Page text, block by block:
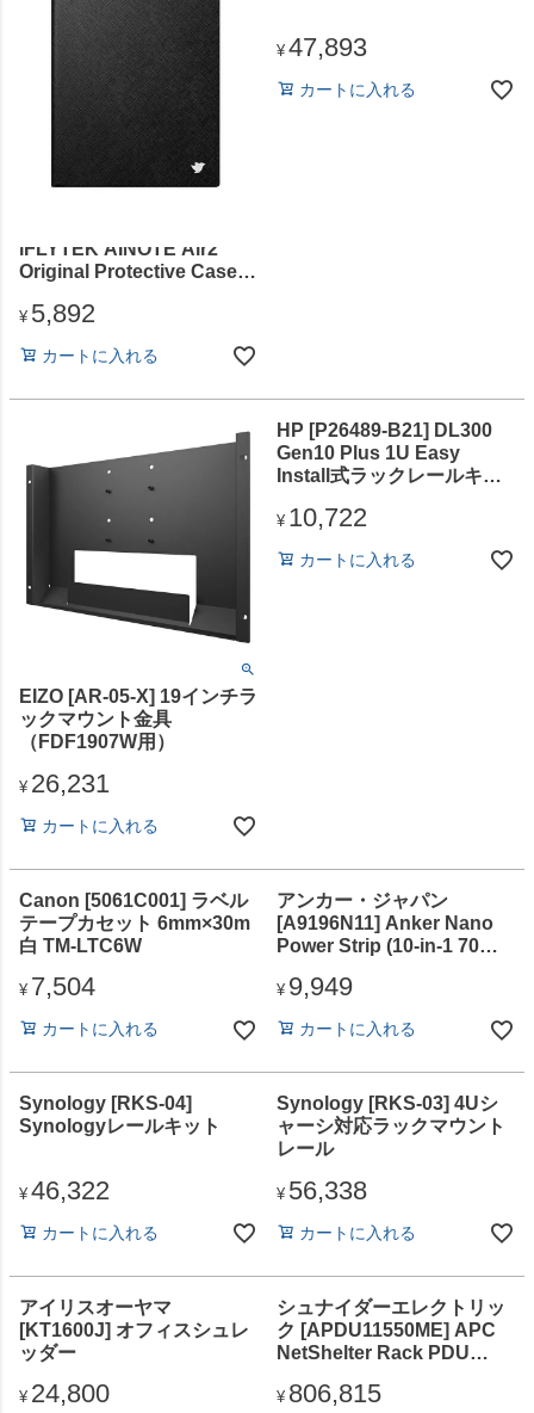
iFLYTEK AINOTE Air2
Original Protective Case
¥ 5,892
カートに入れる
¥ 47,893
カートに入れる
EIZO [AR-05-X] 19インチラ
ックマウント金具
（FDF1907W用）
¥ 26,231
カートに入れる
HP [P26489-B21] DL300
Gen10 Plus 1U Easy
Install式ラックレールキッ
アーム
¥ 10,722
カートに入れる
Canon [5061C001] ラベル
テープカセット 6mm×30m
白 TM-LTC6W
¥ 7,504
カートに入れる
アンカー・ジャパン
[A9196N11] Anker Nano
Power Strip (10-in-1 70W
¥ 9,949
カートに入れる
Synology [RKS-04]
Synologyレールキット
¥ 46,322
カートに入れる
Synology [RKS-03] 4Uシ
ャーシ対応ラックマウント
レール
¥ 56,338
カートに入れる
アイリスオーヤマ
[KT1600J] オフィスシュレ
ッダー
¥ 24,800
シュナイダーエレクトリッ
ク [APDU11550ME] APC
NetShelter Rack PDU
Metered、0U、3PH、
¥ 806,815